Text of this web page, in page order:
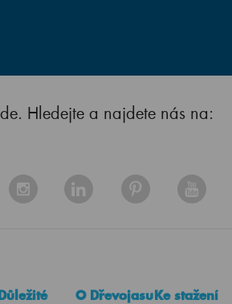
Hledejte a najdete nás na:
O DřevojasuKe stažení